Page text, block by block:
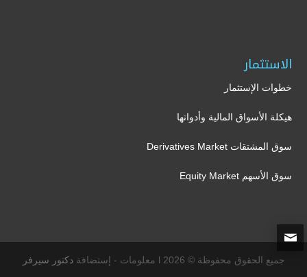
الاستثمار
خطوات الإستثمار
هيكلة الأسواق المالية وأدواتها
سوق المشتقات Derivatives Market
سوق الأسهم Equity Market
جميع الحقوق محفوظة © 2026 l معلومات - إستضافة دكتور سيرفر